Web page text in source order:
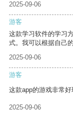
2025-09-06
游客
这款学习软件的学习
式。我可以根据自己
2025-09-06
游客
这款app的游戏非常好
2025-09-06